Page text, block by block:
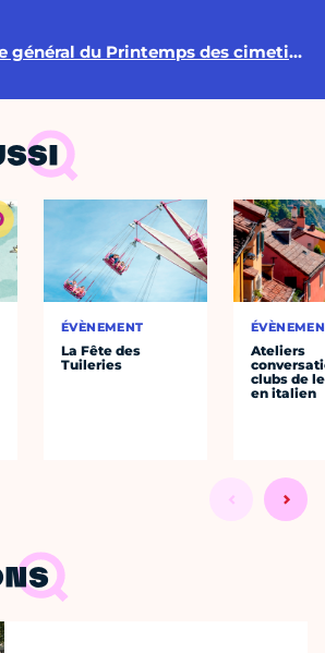
Programme général du Printemps des cimetières de Paris 2023
ÉVÈNEMENT
La Fête des
Tuileries
Ateliers
clubs de
en italien